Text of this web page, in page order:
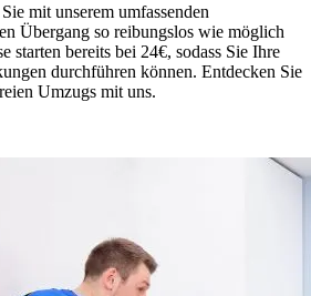
mit unserem umfassenden
Übergang so reibungslos wie möglich
starten bereits bei 24€, sodass Sie Ihre
durchführen können. Entdecken Sie
Umzugs mit uns.